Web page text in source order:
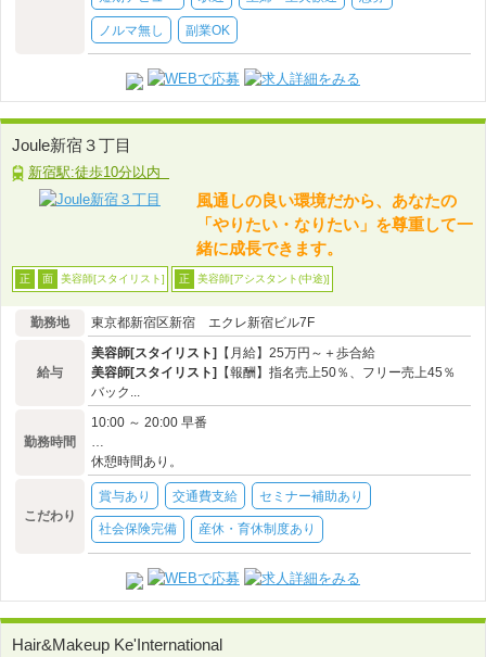
ノルマ無し 副業OK
Joule新宿３丁目
新宿駅:徒歩10分以内
風通しの良い環境だから、あなたの
「やりたい・なりたい」を尊重して一
緒に成長できます。
正 面 美容師[スタイリスト] 正 美容師[アシスタント(中途)]
勤務地 東京都新宿区新宿 エクレ新宿ビル7F
給与
美容師[スタイリスト]
【月給】25万円～＋歩合給
美容師[スタイリスト]
【報酬】指名売上50％、フリー売上45％
バック...
勤務時間
10:00 ～ 20:00 早番
…
休憩時間あり。
こだわり
賞与あり 交通費支給 セミナー補助あり
社会保険完備 産休・育休制度あり
Hair&Makeup Ke'International